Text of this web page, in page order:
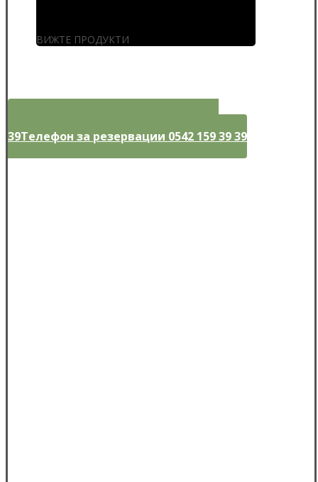
ВИЖТЕ ПРОДУКТИ
39Телефон за резервации 0542 159 39 39